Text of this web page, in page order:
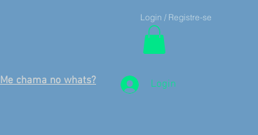
Login / Registre-se
Me chama no whats? Login